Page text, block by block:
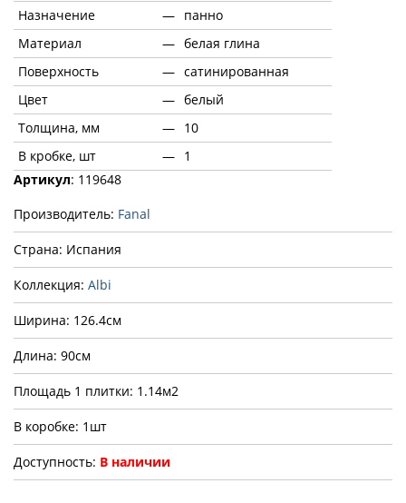
Назначение
— панно
Материал
— белая глина
Поверхность
— сатинированная
Цвет
— белый
Толщина, мм
— 10
В кробке, шт
— 1
Артикул: 119648
Производитель: Fanal
Страна: Испания
Коллекция: Albi
Ширина: 126.4см
Длина: 90см
Площадь 1 плитки: 1.14м2
В коробке: 1шт
Доступность: В наличии